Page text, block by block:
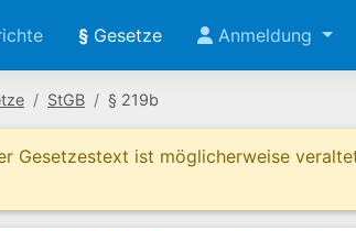
§ Gesetze Anmeldung
StGB § 219b
Gesetzestext ist möglicherweise